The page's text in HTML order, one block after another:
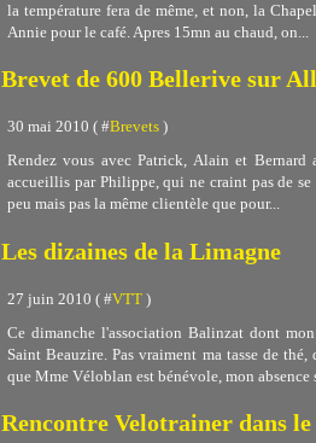
la température fera de même, et non, la
Annie pour le café. Apres 15mn au chaud, on...
Brevet de 600 Bellerive sur
30 mai 2010 ( #Brevets )
Rendez vous avec Patrick, Alain et
accueillis par Philippe, qui ne craint pas de
peu mais pas la même clientèle que pour...
Les dizaines de la Limagne
27 juin 2010 ( #VTT )
Ce dimanche l'association Balinzat dont
Saint Beauzire. Pas vraiment ma tasse de
que Mme Véloblan est bénévole, mon absence
Rencontre Velotrainer dans le